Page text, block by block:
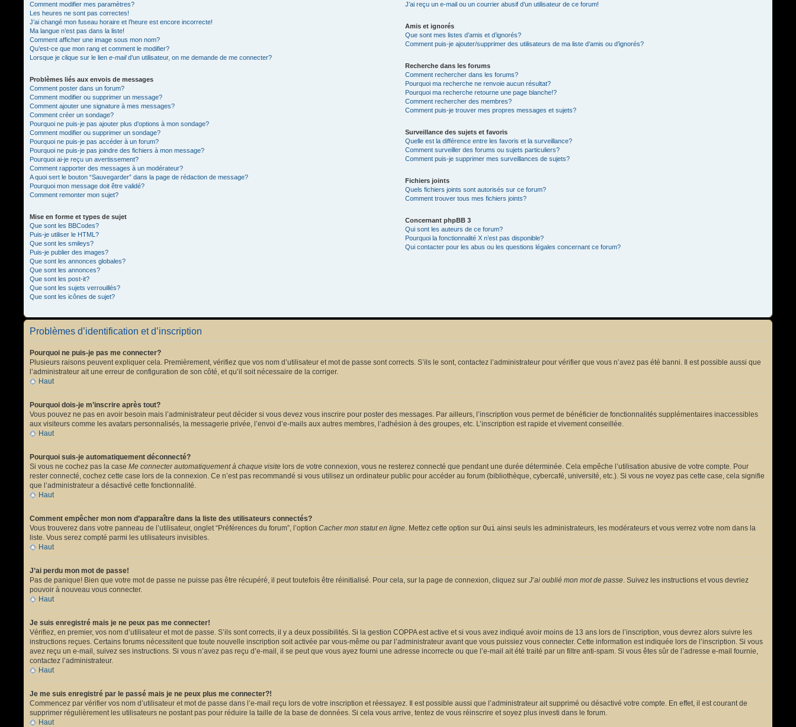
Comment modifier mes paramètres?
Les heures ne sont pas correctes!
J’ai changé mon fuseau horaire et l’heure est encore incorrecte!
Ma langue n’est pas dans la liste!
Comment afficher une image sous mon nom?
Qu’est-ce que mon rang et comment le modifier?
Lorsque je clique sur le lien e-maild’un utilisateur, on me demande de me connecter?
Problèmes liés aux envois de messages
Comment poster dans un forum?
Comment modifier ou supprimer un message?
Comment ajouter une signature à mes messages?
Comment créer un sondage?
Pourquoi ne puis-je pas ajouter plus d’options à mon sondage?
Comment modifier ou supprimer un sondage?
Pourquoi ne puis-je pas accéder à un forum?
Pourquoi ne puis-je pas joindre des fichiers à mon message?
Pourquoi ai-je reçu un avertissement?
Comment rapporter des messages à un modérateur?
A quoi sert le bouton “Sauvegarder” dans la page de rédaction de message?
Pourquoi mon message doit être validé?
Comment remonter mon sujet?
Mise en forme et types de sujet
Que sont les BBCodes?
Puis-je utiliser le HTML?
Que sont les smileys?
Puis-je publier des images?
Que sont les annonces globales?
Que sont les annonces?
Que sont les post-it?
Que sont les sujets verrouillés?
Que sont les icônes de sujet?
J’ai reçu un e-mail ou un courrier abusif d’un utilisateur de ce forum!
Amis et ignorés
Que sont mes listes d’amis et d’ignorés?
Comment puis-je ajouter/supprimer des utilisateurs de ma liste d’amis ou d’ignorés?
Recherche dans les forums
Comment rechercher dans les forums?
Pourquoi ma recherche ne renvoie aucun résultat?
Pourquoi ma recherche retourne une page blanche!?
Comment rechercher des membres?
Comment puis-je trouver mes propres messages et sujets?
Surveillance des sujets et favoris
Quelle est la différence entre les favoris et la surveillance?
Comment surveiller des forums ou sujets particuliers?
Comment puis-je supprimer mes surveillances de sujets?
Fichiers joints
Quels fichiers joints sont autorisés sur ce forum?
Comment trouver tous mes fichiers joints?
Concernant phpBB 3
Qui sont les auteurs de ce forum?
Pourquoi la fonctionnalité X n’est pas disponible?
Qui contacter pour les abus ou les questions légales concernant ce forum?
Problèmes d’identification et d’inscription
Pourquoi ne puis-je pas me connecter?
Plusieurs raisons peuvent expliquer cela. Premièrement, vérifiez que vos nom d’utilisateur et mot de passe sont corrects. S’ils le sont, contactez l’administrateur pour vérifier que vous n’avez pas été banni. Il est possible aussi que
l’administrateur ait une erreur de configuration de son côté, et qu’il soit nécessaire de la corriger.
Haut
Pourquoi dois-je m’inscrire après tout?
Vous pouvez ne pas en avoir besoin mais l’administrateur peut décider si vous devez vous inscrire pour poster des messages. Par ailleurs, l’inscription vous permet de bénéficier de fonctionnalités supplémentaires inaccessibles
aux visiteurs comme les avatars personnalisés, la messagerie privée, l’envoi d’e-mails aux autres membres, l’adhésion à des groupes, etc. L’inscription est rapide et vivement conseillée.
Haut
Pourquoi suis-je automatiquement déconnecté?
Si vous ne cochez pas la case Me connecter automatiquement à chaque visite lors de votre connexion, vous ne resterez connecté que pendant une durée déterminée. Cela empêche l’utilisation abusive de votre compte. Pour
rester connecté, cochez cette case lors de la connexion. Ce n’est pas recommandé si vous utilisez un ordinateur public pour accéder au forum (bibliothèque, cybercafé, université, etc.). Si vous ne voyez pas cette case, cela signifie
que l’administrateur a désactivé cette fonctionnalité.
Haut
Comment empêcher mon nom d’apparaître dans la liste des utilisateurs connectés?
Vous trouverez dans votre panneau de l’utilisateur, onglet “Préférences du forum”, l’option Cacher mon statut en ligne. Mettez cette option sur Oui ainsi seuls les administrateurs, les modérateurs et vous verrez votre nom dans la
liste. Vous serez compté parmi les utilisateurs invisibles.
Haut
J’ai perdu mon mot de passe!
Pas de panique! Bien que votre mot de passe ne puisse pas être récupéré, il peut toutefois être réinitialisé. Pour cela, sur la page de connexion, cliquez sur J’ai oublié mon mot de passe. Suivez les instructions et vous devriez
pouvoir à nouveau vous connecter.
Haut
Je suis enregistré mais je ne peux pas me connecter!
Vérifiez, en premier, vos nom d’utilisateur et mot de passe. S’ils sont corrects, il y a deux possibilités. Si la gestion COPPA est active et si vous avez indiqué avoir moins de 13 ans lors de l’inscription, vous devrez alors suivre les
instructions reçues. Certains forums nécessitent que toute nouvelle inscription soit activée par vous-même ou par l’administrateur avant que vous puissiez vous connecter. Cette information est indiquée lors de l’inscription. Si vous
avez reçu un e-mail, suivez ses instructions. Si vous n’avez pas reçu d’e-mail, il se peut que vous ayez fourni une adresse incorrecte ou que l’e-mail ait été traité par un filtre anti-spam. Si vous êtes sûr de l’adresse e-mail fournie,
contactez l’administrateur.
Haut
Je me suis enregistré par le passé mais je ne peux plus me connecter?!
Commencez par vérifier vos nom d’utilisateur et mot de passe dans l’e-mail reçu lors de votre inscription et réessayez. Il est possible aussi que l’administrateur ait supprimé ou désactivé votre compte. En effet, il est courant de
supprimer régulièrement les utilisateurs ne postant pas pour réduire la taille de la base de données. Si cela vous arrive, tentez de vous réinscrire et soyez plus investi dans le forum.
Haut